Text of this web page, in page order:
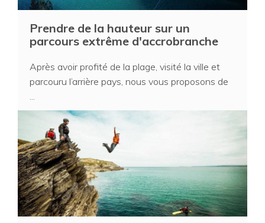
Prendre de la hauteur sur un
parcours extrême d'accrobranche
Après avoir profité de la plage, visité la ville et
parcouru l’arrière pays, nous vous proposons de